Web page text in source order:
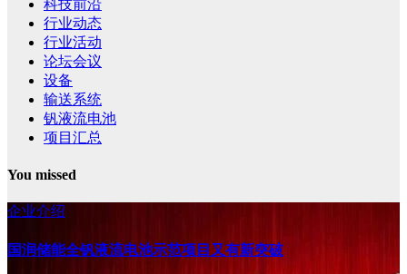
科技前沿
行业动态
行业活动
论坛会议
设备
输送系统
钒液流电池
项目汇总
You missed
企业介绍
国润储能全钒液流电池示范项目又有新突破